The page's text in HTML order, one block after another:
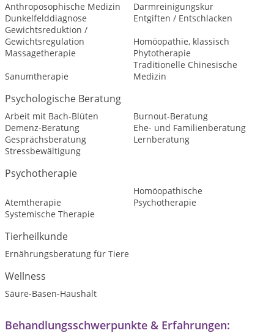
Anthroposophische Medizin
Darmreinigungskur
Dunkelfelddiagnose
Entgiften / Entschlacken
Gewichtsreduktion /
Gewichtsregulation
Homöopathie, klassisch
Massagetherapie
Phytotherapie
Sanumtherapie
Traditionelle Chinesische
Medizin
Psychologische Beratung
Arbeit mit Bach-Blüten
Burnout-Beratung
Demenz-Beratung
Ehe- und Familienberatung
Gesprächsberatung
Lernberatung
Stressbewältigung
Psychotherapie
Atemtherapie
Homöopathische
Psychotherapie
Systemische Therapie
Tierheilkunde
Ernährungsberatung für Tiere
Wellness
Säure-Basen-Haushalt
Behandlungsschwerpunkte & Erfahrungen: